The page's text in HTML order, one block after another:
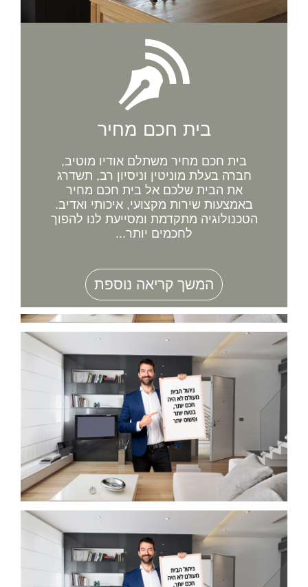
בית חכם מחיר
בית חכם מחיר משתלם אודיו מוטיב,
חברה בעלת מוניטין וניסיון רב, תשדרג
את הבית שלכם אל בית חכם מחיר
באמצעות שירות מקצועי, איכותי ואדיב.
הטכנולוגיה מתקדמת ומסייעת לנו להפוך
לחכמים יותר...
המשך קריאה נוספת